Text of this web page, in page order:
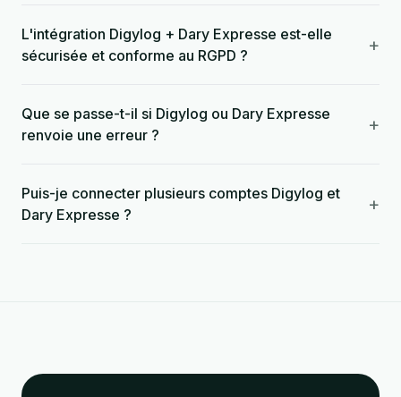
L'intégration Digylog + Dary Expresse est-elle
sécurisée et conforme au RGPD ?
+
Que se passe-t-il si Digylog ou Dary Expresse
renvoie une erreur ?
+
Puis-je connecter plusieurs comptes Digylog et
Dary Expresse ?
+